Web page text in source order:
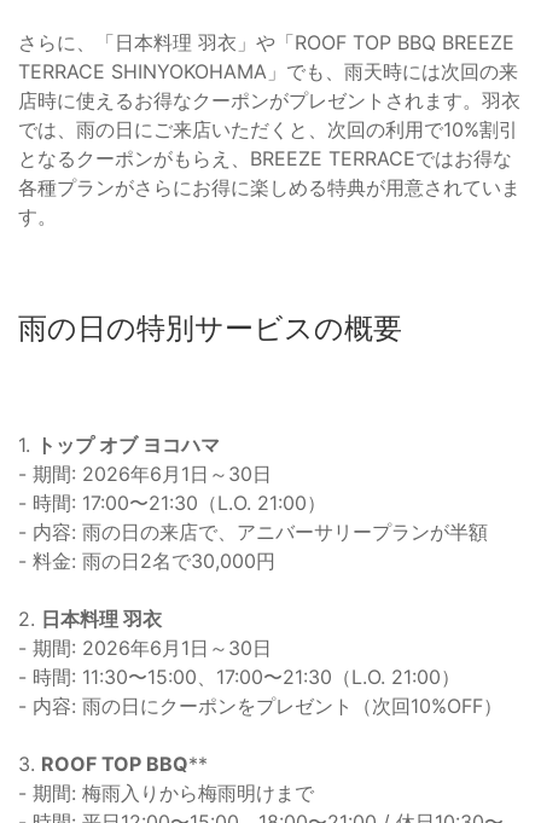
さらに、「日本料理 羽衣」や「ROOF TOP BBQ BREEZE
TERRACE SHINYOKOHAMA」でも、雨天時には次回の来
店時に使えるお得なクーポンがプレゼントされます。羽衣
では、雨の日にご来店いただくと、次回の利用で10%割引
となるクーポンがもらえ、BREEZE TERRACEではお得な
各種プランがさらにお得に楽しめる特典が用意されていま
す。
雨の日の特別サービスの概要
1. トップ オブ ヨコハマ
- 期間: 2026年6月1日～30日
- 時間: 17:00〜21:30（L.O. 21:00）
- 内容: 雨の日の来店で、アニバーサリープランが半額
- 料金: 雨の日2名で30,000円
2. 日本料理 羽衣
- 期間: 2026年6月1日～30日
- 時間: 11:30〜15:00、17:00〜21:30（L.O. 21:00）
- 内容: 雨の日にクーポンをプレゼント（次回10%OFF）
3. ROOF TOP BBQ**
- 期間: 梅雨入りから梅雨明けまで